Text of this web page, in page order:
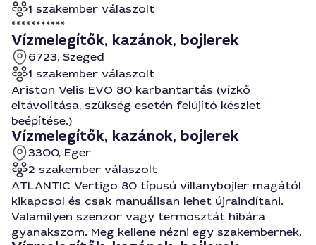
1 szakember válaszolt
***********
Vízmelegítők, kazánok, bojlerek
6723, Szeged
1 szakember válaszolt
Ariston Velis EVO 80 karbantartás (vízkő
eltávolítása, szükség esetén felújító készlet
beépítése.)
Vízmelegítők, kazánok, bojlerek
3300, Eger
2 szakember válaszolt
ATLANTIC Vertigo 80 típusú villanybojler magától
kikapcsol és csak manuálisan lehet újraindítani.
Valamilyen szenzor vagy termosztát hibára
gyanakszom. Meg kellene nézni egy szakembernek.